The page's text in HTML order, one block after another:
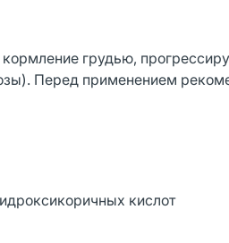
грудью,
Перед применением
кислот